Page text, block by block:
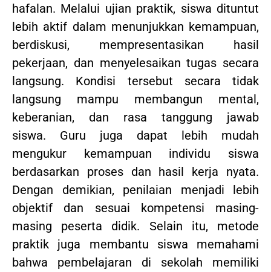
hafalan. Melalui ujian praktik, siswa dituntut
lebih aktif dalam menunjukkan kemampuan,
berdiskusi, mempresentasikan hasil
pekerjaan, dan menyelesaikan tugas secara
langsung. Kondisi tersebut secara tidak
langsung mampu membangun mental,
keberanian, dan rasa tanggung jawab
siswa. Guru juga dapat lebih mudah
mengukur kemampuan individu siswa
berdasarkan proses dan hasil kerja nyata.
Dengan demikian, penilaian menjadi lebih
objektif dan sesuai kompetensi masing-
masing peserta didik. Selain itu, metode
praktik juga membantu siswa memahami
bahwa pembelajaran di sekolah memiliki